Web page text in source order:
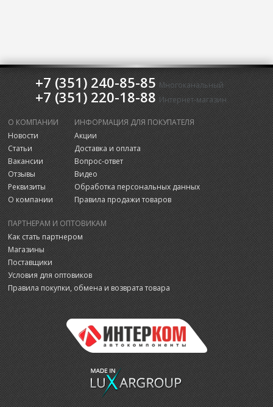
+7 (351) 240-85-85 Многоканальный
+7 (351) 220-18-88 Интернет-магазин
О КОМПАНИИ
Новости
Статьи
Вакансии
Отзывы
Реквизиты
О компании
ИНФОРМАЦИЯ ДЛЯ ПОКУПАТЕЛЯ
Акции
Доставка и оплата
Вопрос-ответ
Видео
Обработка персональных данных
Правила продажи товаров
ПАРТНЕРАМ И ОПТОВИКАМ
Как стать партнером
Магазины
Поставщики
Условия для оптовиков
Правила покупки, обмена и возврата товара